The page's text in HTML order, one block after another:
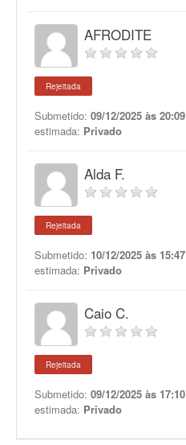
AFRODITE
Rejeitada
Submetido: 09/12/2025 às 20:09
estimada: Privado
Alda F.
Rejeitada
Submetido: 10/12/2025 às 15:47
estimada: Privado
Caio C.
Rejeitada
Submetido: 09/12/2025 às 17:10
estimada: Privado